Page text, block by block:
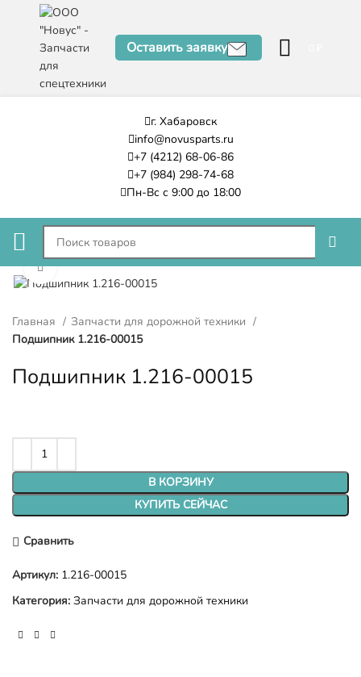
Оставить заявку
г. Хабаровск
info@novusparts.ru
+7 (4212) 68-06-86
+7 (984) 298-74-68
Пн-Вс с 9:00 до 18:00
Нажмите, чтобы увеличить
Главная
Запчасти для дорожной техники
Подшипник 1.216-00015
Подшипник 1.216-00015
В КОРЗИНУ
КУПИТЬ СЕЙЧАС
Сравнить
Артикул: 1.216-00015
Категория: Запчасти для дорожной техники